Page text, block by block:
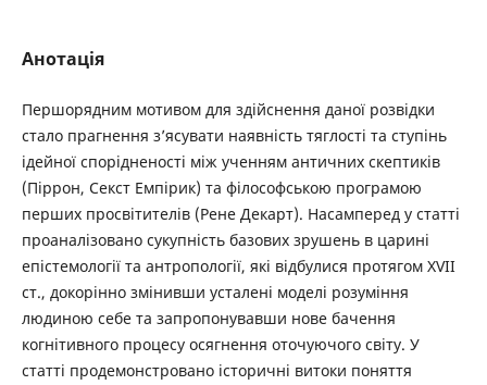
Анотація
Першорядним мотивом для здійснення даної розвідки
стало прагнення з’ясувати наявність тяглості та ступінь
ідейної спорідненості між ученням античних скептиків
(Піррон, Секст Емпірик) та філософською програмою
перших просвітителів (Рене Декарт). Насамперед у статті
проаналізовано сукупність базових зрушень в царині
епістемології та антропології, які відбулися протягом XVII
ст., докорінно змінивши усталені моделі розуміння
людиною себе та запропонувавши нове бачення
когнітивного процесу осягнення оточуючого світу. У
статті продемонстровано історичні витоки поняття